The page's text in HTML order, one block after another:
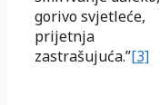
gorivo svjetleće,
prijetnja
zastrašujuća.”[3]